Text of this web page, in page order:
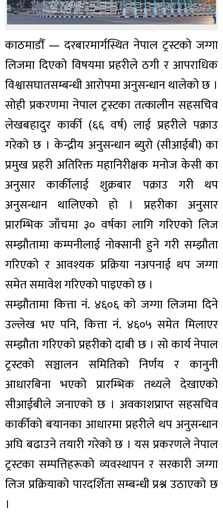
काठमाडौँ — दरबारमार्गस्थित नेपाल ट्रस्टको जग्गा
लिजमा दिएको विषयमा प्रहरीले ठगी र आपराधिक
विश्वासघातसम्बन्धी आरोपमा अनुसन्धान थालेको छ ।
सोही प्रकरणमा नेपाल ट्रस्टका तत्कालीन सहसचिव
लेखबहादुर कार्की (६६ वर्ष) लाई प्रहरीले पक्राउ
गरेको छ । केन्द्रीय अनुसन्धान ब्युरो (सीआईबी) का
प्रमुख प्रहरी अतिरिक्त महानिरीक्षक मनोज केसी का
अनुसार कार्कीलाई शुक्रबार पक्राउ गरी थप
अनुसन्धान थालिएको हो । प्रहरीका अनुसार
प्रारम्भिक जाँचमा ३० वर्षका लागि गरिएको लिज
सम्झौतामा कम्पनीलाई नोक्सानी हुने गरी सम्झौता
गरिएको र आवश्यक प्रक्रिया नअपनाई थप जग्गा
समेत समावेश गरिएको पाइएको छ ।
सम्झौतामा कित्ता नं. ४६०६ को जग्गा लिजमा दिने
उल्लेख भए पनि, कित्ता नं. ४६०५ समेत मिलाएर
सम्झौता गरिएको प्रहरीको दाबी छ । सो कार्य नेपाल
ट्रस्टको सञ्चालन समितिको निर्णय र कानुनी
आधारबिना भएको प्रारम्भिक तथ्यले देखाएको
सीआईबीले जनाएको छ । अवकाशप्राप्त सहसचिव
कार्कीको बयानका आधारमा प्रहरीले थप अनुसन्धान
अघि बढाउने तयारी गरेको छ । यस प्रकरणले नेपाल
ट्रस्टका सम्पत्तिहरूको व्यवस्थापन र सरकारी जग्गा
लिज प्रक्रियाको पारदर्शिता सम्बन्धी प्रश्न उठाएको छ
।